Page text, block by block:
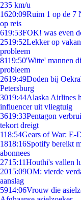
235 km/u
1620:09Ruim 1 op de 7
op reis
619:53FOK! was even
2519:52Lekker op
probleem
8119:50'Witte' mannen
probleem
2619:49Doden bij
Petersburg
3019:44Alaska Airlines
influencer uit vliegtuig
3619:33Pentagon
tekort dreigt
118:54Gears of War: E-
1818:16Spotify bereikt
abonnees
2715:11Houthi's vallen
2015:09OM: vierde
aanslag
5914:06Vrouw die